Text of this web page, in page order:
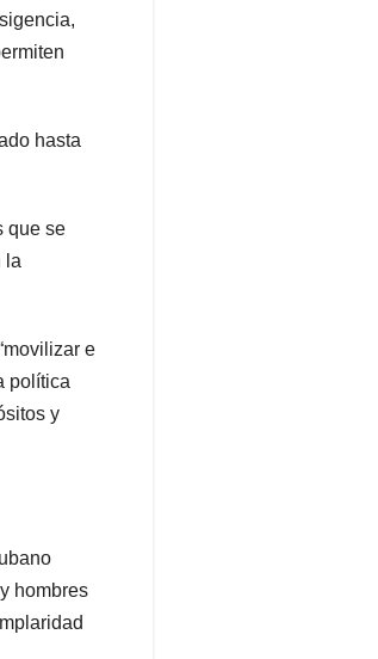
hasta
que se
la
e
política
y
hombres